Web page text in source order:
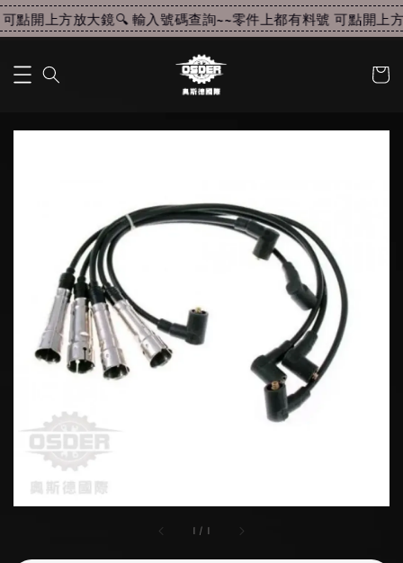
點開上方放大鏡🔍 輸入號碼查詢~~零件上都有料號 可點開上
1 / 1